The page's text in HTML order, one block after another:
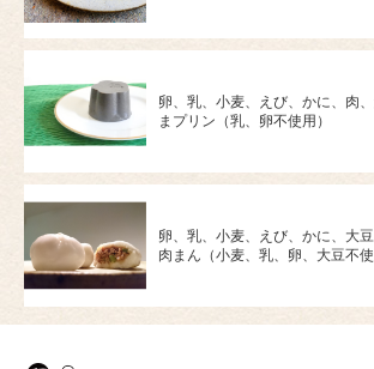
卵、乳、小麦、えび、かに、肉
まプリン（乳、卵不使用）
卵、乳、小麦、えび、かに、大
肉まん（小麦、乳、卵、大豆不使